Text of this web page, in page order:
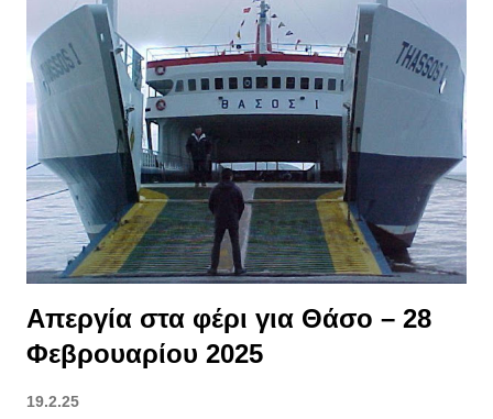
μπέρδεμα με τις ονομασίες στα Ελληνικά νησιά ⦁ Αργίες 2025:
Τριήμερα, Τετραήμερα & Στατιστικά ⦁ ΑΑΔΕ | Οδηγός για
Βραχυχρόνιες Μισθώσεις Airbnb: 52 Ερωτήσεις-Απαντήσεις ⦁
Απεργία στα φέρι για Θάσο – 28 Φεβρουαρίου 2025
Απεργία στα φέρι για Θάσο – 28
Φεβρουαρίου 2025
19.2.25